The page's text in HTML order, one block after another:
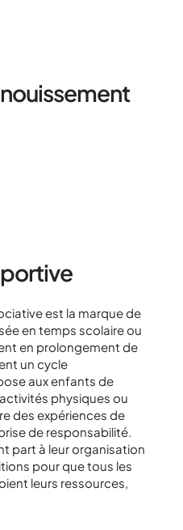
est la marque de
en temps scolaire ou
en prolongement de
un cycle
aux enfants de
physiques ou
des expériences de
de responsabilité.
part à leur organisation
pour que tous les
leurs ressources,